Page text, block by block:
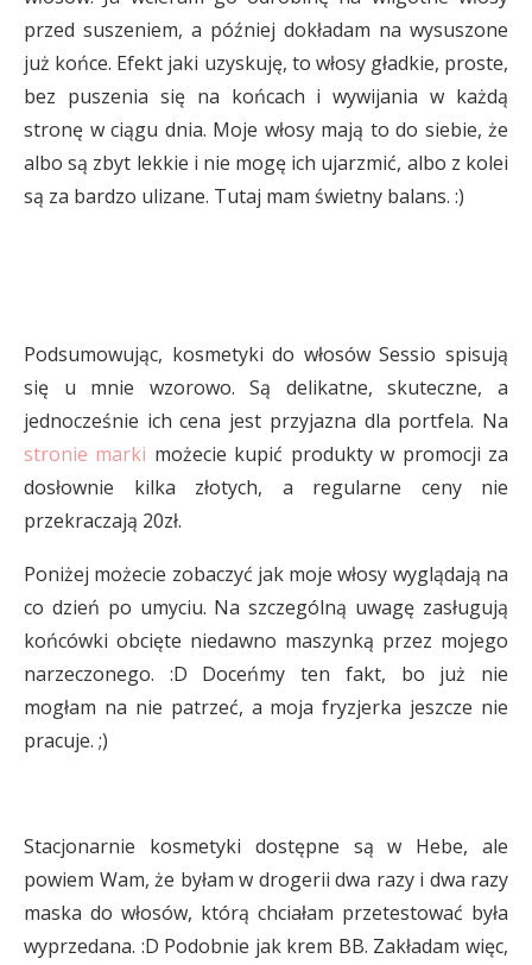
przed suszeniem, a później dokładam na wysuszone
już końce. Efekt jaki uzyskuję, to włosy gładkie, proste,
bez puszenia się na końcach i wywijania w każdą
stronę w ciągu dnia. Moje włosy mają to do siebie, że
albo są zbyt lekkie i nie mogę ich ujarzmić, albo z kolei
są za bardzo ulizane. Tutaj mam świetny balans. :)
Podsumowując, kosmetyki do włosów Sessio spisują
się u mnie wzorowo. Są delikatne, skuteczne, a
jednocześnie ich cena jest przyjazna dla portfela. Na
stronie marki możecie kupić produkty w promocji za
dosłownie kilka złotych, a regularne ceny nie
przekraczają 20zł.
Poniżej możecie zobaczyć jak moje włosy wyglądają na
co dzień po umyciu. Na szczególną uwagę zasługują
końcówki obcięte niedawno maszynką przez mojego
narzeczonego. :D Doceńmy ten fakt, bo już nie
mogłam na nie patrzeć, a moja fryzjerka jeszcze nie
pracuje. ;)
Stacjonarnie kosmetyki dostępne są w Hebe, ale
powiem Wam, że byłam w drogerii dwa razy i dwa razy
maska do włosów, którą chciałam przetestować była
wyprzedana. :D Podobnie jak krem BB. Zakładam więc,